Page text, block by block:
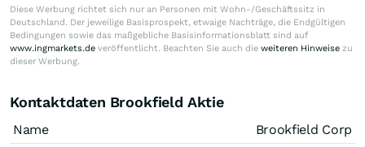
Diese Werbung richtet sich nur an Personen mit Wohn-/Geschäftssitz in
Deutschland. Der jeweilige Basisprospekt, etwaige Nachträge, die Endgültigen
Bedingungen sowie das maßgebliche Basisinformationsblatt sind auf
www.ingmarkets.de veröffentlicht. Beachten Sie auch die weiteren Hinweise zu
dieser Werbung.
Kontaktdaten Brookfield Aktie
Name
Brookfield Corp